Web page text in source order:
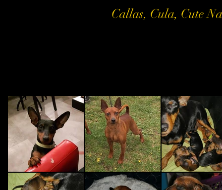
Callas, Cula, Cute